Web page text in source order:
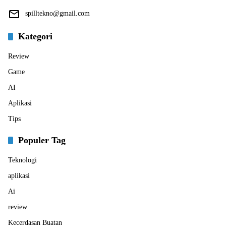
spilltekno@gmail.com
Kategori
Review
Game
AI
Aplikasi
Tips
Populer Tag
Teknologi
aplikasi
Ai
review
Kecerdasan Buatan